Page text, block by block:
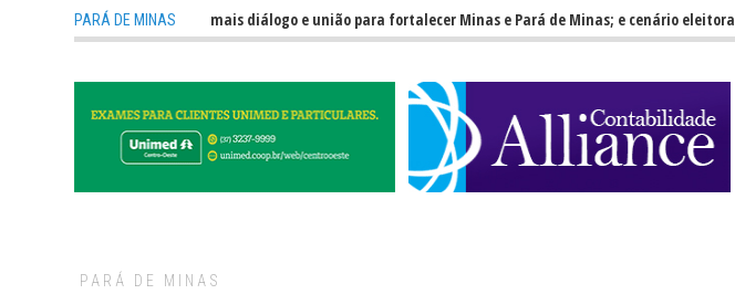
PARÁ DE MINAS
TV: Política precisa de mais diálogo e união para fortalecer Minas e Pará de Minas; e cenário eleitoral gera
PARÁ DE MINAS